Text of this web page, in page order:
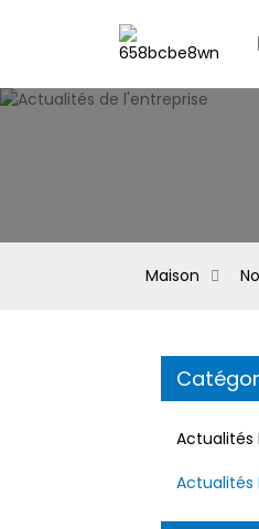
Maison
Actualités
Actualités